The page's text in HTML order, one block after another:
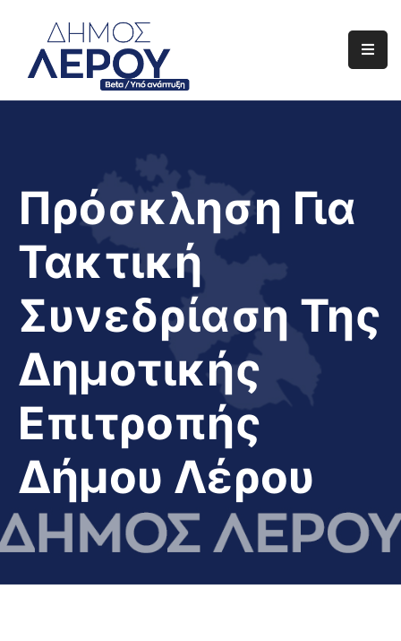
Αρχική
Διαφάνεια
Νησί
Μας
Πρόσκληση Για
Τακτική
Συνεδρίαση Της
Δημοτικής
Επιτροπής
Δήμου Λέρου